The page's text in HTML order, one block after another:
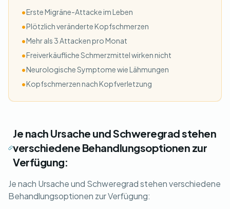
•Erste Migräne-Attacke im Leben
•Plötzlich veränderte Kopfschmerzen
•Mehr als 3 Attacken pro Monat
•Freiverkäufliche Schmerzmittel wirken nicht
•Neurologische Symptome wie Lähmungen
•Kopfschmerzen nach Kopfverletzung
Je nach Ursache und Schweregrad stehen
verschiedene Behandlungsoptionen zur
Verfügung:
Je nach Ursache und Schweregrad stehen verschiedene
Behandlungsoptionen zur Verfügung: